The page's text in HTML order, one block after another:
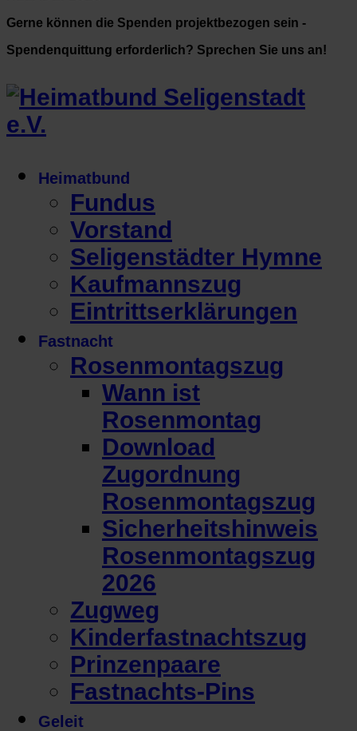
Gerne können die Spenden projektbezogen sein -
Spendenquittung erforderlich? Sprechen Sie uns an!
Heimatbund
Fundus
Vorstand
Seligenstädter Hymne
Kaufmannszug
Eintrittserklärungen
Fastnacht
Rosenmontagszug
Wann ist
Rosenmontag
Download
Zugordnung
Rosenmontagszug
Sicherheitshinweis
Rosenmontagszug
2026
Zugweg
Kinderfastnachtszug
Prinzenpaare
Fastnachts-Pins
Geleit